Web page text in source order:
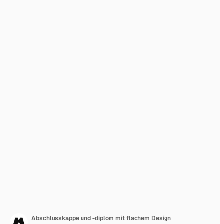
Abschlusskappe und -diplom mit flachem Design